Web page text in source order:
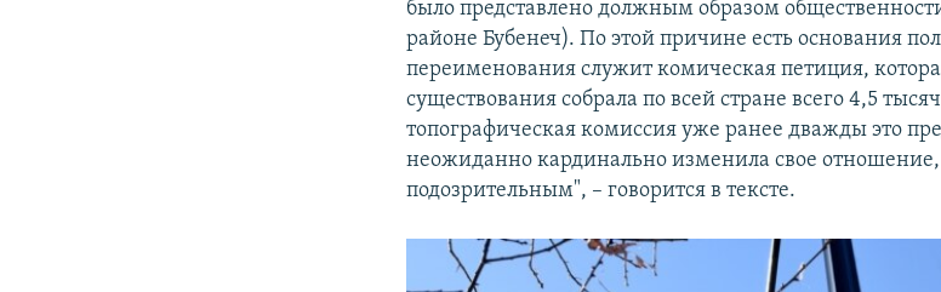
было представлено должным образом
районе Бубенеч). По этой причине есть основания
переименования служит комическая петиция,
существования собрала по всей стране всего 4,5
топографическая комиссия уже ранее дважды это
неожиданно кардинально изменила свое
подозрительным", – говорится в тексте.